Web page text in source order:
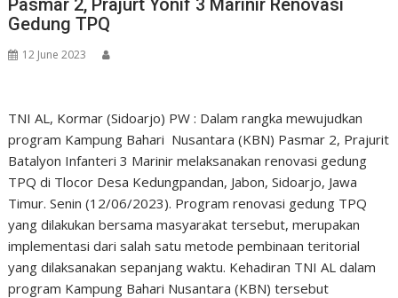
Gedung TPQ
12 June 2023
TNI AL, Kormar (Sidoarjo) PW : Dalam rangka mewujudkan
program Kampung Bahari Nusantara (KBN) Pasmar 2, Prajurit
Batalyon Infanteri 3 Marinir melaksanakan renovasi gedung
TPQ di Tlocor Desa Kedungpandan, Jabon, Sidoarjo, Jawa
Timur. Senin (12/06/2023). Program renovasi gedung TPQ
yang dilakukan bersama masyarakat tersebut, merupakan
implementasi dari salah satu metode pembinaan teritorial
yang dilaksanakan sepanjang waktu. Kehadiran TNI AL dalam
program Kampung Bahari Nusantara (KBN) tersebut